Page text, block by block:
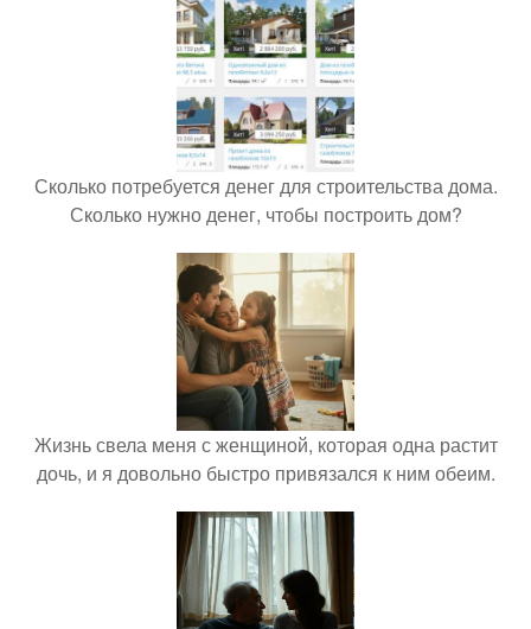
Сколько потребуется денег для строительства дома.
Сколько нужно денег, чтобы построить дом?
Жизнь свела меня с женщиной, которая одна растит
дочь, и я довольно быстро привязался к ним обеим.